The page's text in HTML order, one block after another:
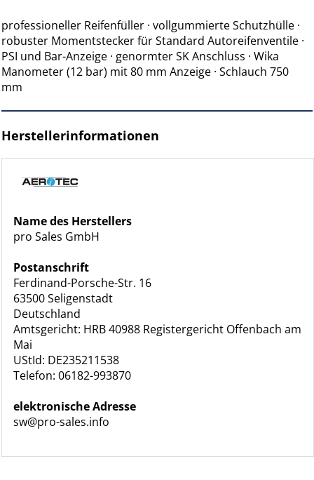
professioneller Reifenfüller · vollgummierte Schutzhülle ·
robuster Momentstecker für Standard Autoreifenventile ·
PSI und Bar-Anzeige · genormter SK Anschluss · Wika
Manometer (12 bar) mit 80 mm Anzeige · Schlauch 750
mm
Herstellerinformationen
Name des Herstellers
pro Sales GmbH
Postanschrift
Ferdinand-Porsche-Str. 16
63500 Seligenstadt
Deutschland
Amtsgericht: HRB 40988 Registergericht Offenbach am
Mai
UStId: DE235211538
Telefon: 06182-993870
elektronische Adresse
sw@pro-sales.info